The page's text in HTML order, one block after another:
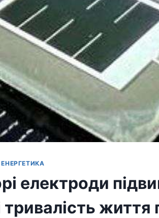
електроди
тривалість життя